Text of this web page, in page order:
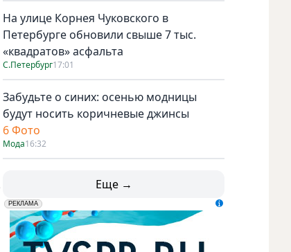
На улице Корнея Чуковского в
Петербурге обновили свыше 7 тыс.
«квадратов» асфальта
С.Петербург17:01
Забудьте о синих: осенью модницы
будут носить коричневые джинсы
6 Фото
Мода16:32
Еще →
erid: LdtCK5udn
РЕКЛАМА
АО "ГАТР", ИНН: 7841320717